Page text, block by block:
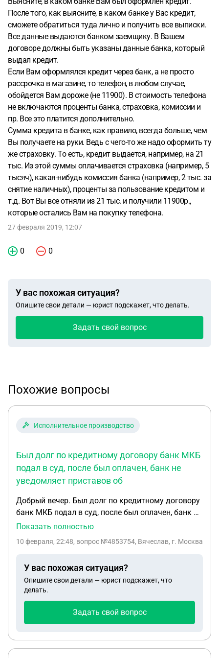
После того, как выясните, в каком банке у Вас кредит,
сможете обратиться туда лично и получить все выписки.
Все данные выдаются банком заемщику. В Вашем
договоре должны быть указаны данные банка, который
выдал кредит.
Если Вам оформлялся кредит через банк, а не просто
рассрочка в магазине, то телефон, в любом случае,
обойдется Вам дороже (не 11900). В стоимость телефона
не включаются проценты банка, страховка, комиссии и
пр. Все это платится дополнительно.
Сумма кредита в банке, как правило, всегда больше, чем
Вы получаете на руки. Ведь с чего-то же надо оформить ту
же страховку. То есть, кредит выдается, например, на 21
тыс. Из этой суммы оплачивается страховка (например, 5
тысяч), какая-нибудь комиссия банка (например, 2 тыс. за
снятие наличных), проценты за пользование кредитом и
т.д. Вот Вы все отняли из 21 тыс. и получили 11900р.,
которые остались Вам на покупку телефона.
27 февраля 2019, 12:07
0 0
У вас похожая ситуация?
Опишите свои детали — юрист подскажет, что делать.
Задать свой вопрос
Похожие вопросы
Исполнительное производство
Был долг по кредитному договору банк МКБ
подал в суд, после был оплачен, банк не
уведомляет приставов об
Добрый вечер. Был долг по кредитному договору
банк МКБ подал в суд, после был оплачен, банк не
уведомляет приставов об оплате долга, не даёт
производства, выдал справку об отсутствии
приставы не считают её доказательством не
закрывают исполнительное производство, все
счета заблокированны
Показать полностью
10 февраля, 22:48, вопрос №4853754, Вячеслав, г. Москва
У вас похожая ситуация?
Опишите свои детали — юрист подскажет, что
делать.
Задать свой вопрос